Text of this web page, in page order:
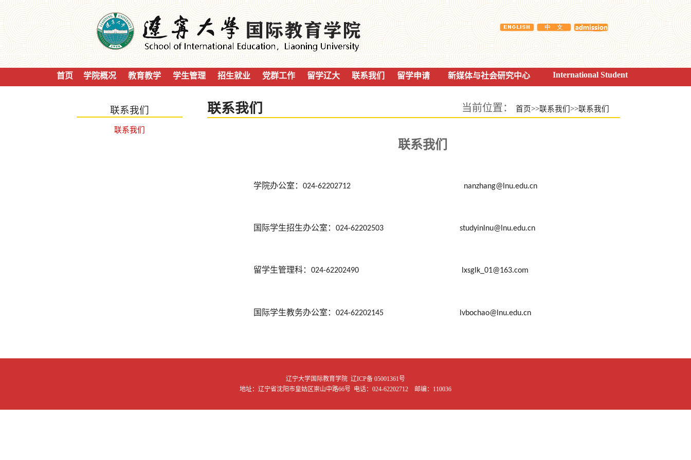
首页 学院概况 教育教学 学生管理 招生就业 党群工作 留学辽大 联系我们 留学申请 新媒体与社会研究中心 International Student
联系我们
联系我们
联系我们 当前位置： 首页>>联系我们 >>联系我们
联系我们
学院办公室： 024-62202712 nanzhang@lnu.edu.cn
国际学生招生办公室： 024-62202503 studyinlnu@lnu.edu.cn
留学生管理科： 024-62202490 lxsglk_01@163.com
国际学生教务办公室： 024-62202145 lvbochao@lnu.edu.cn
辽宁大学国际教育学院 辽ICP备 05001361号
地址：辽宁省沈阳市皇姑区崇山中路66号 电话：024-62202712 邮编：110036